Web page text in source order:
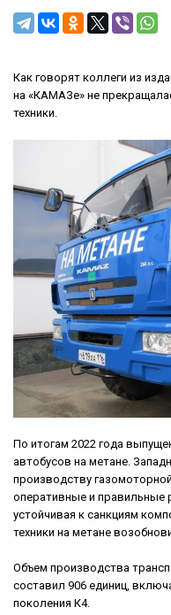
Как говорят коллеги из
на «КАМАЗе» не
техники.
По итогам 2022 года
автобусов на метане.
производству
оперативные и правильные
устойчивая к санкциям
техники на метане
Объем производства
составил 906 единиц,
поколения К4.